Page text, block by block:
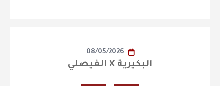
08/05/2026
البكيرية X الفيصلي